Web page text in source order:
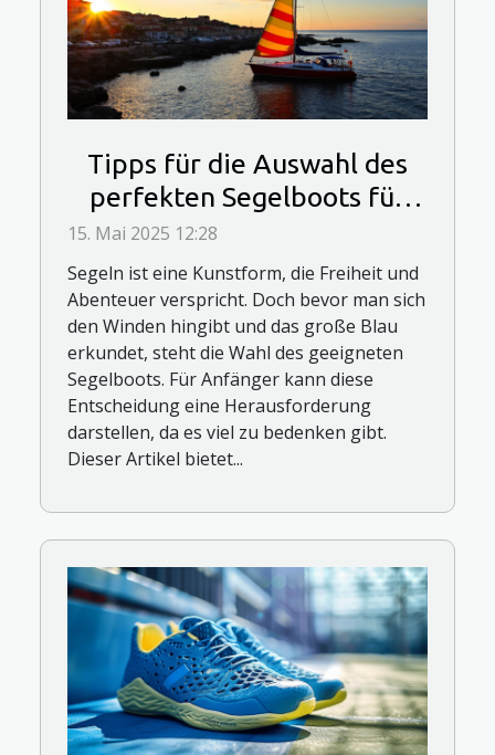
Tipps für die Auswahl des
perfekten Segelboots für
Anfänger
15. Mai 2025 12:28
Segeln ist eine Kunstform, die Freiheit und
Abenteuer verspricht. Doch bevor man sich
den Winden hingibt und das große Blau
erkundet, steht die Wahl des geeigneten
Segelboots. Für Anfänger kann diese
Entscheidung eine Herausforderung
darstellen, da es viel zu bedenken gibt.
Dieser Artikel bietet...